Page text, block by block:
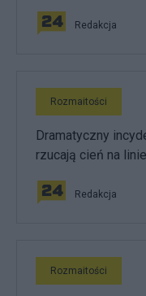
Redakcja
Rozmaitości
Dramatyczny
rzucają cień na
Redakcja
Rozmaitości